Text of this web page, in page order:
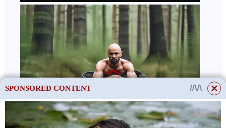
SPONSORED CONTENT